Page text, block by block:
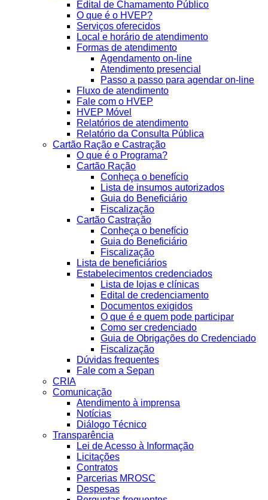
Edital de Chamamento Público
O que é o HVEP?
Serviços oferecidos
Local e horário de atendimento
Formas de atendimento
Agendamento on-line
Atendimento presencial
Passo a passo para agendar on-line
Fluxo de atendimento
Fale com o HVEP
HVEP Móvel
Relatórios de atendimento
Relatório da Consulta Pública
Cartão Ração e Castração
O que é o Programa?
Cartão Ração
Conheça o benefício
Lista de insumos autorizados
Guia do Beneficiário
Fiscalização
Cartão Castração
Conheça o benefício
Guia do Beneficiário
Fiscalização
Lista de beneficiários
Estabelecimentos credenciados
Lista de lojas e clínicas
Edital de credenciamento
Documentos exigidos
O que é e quem pode participar
Como ser credenciado
Guia de Obrigações do Credenciado
Fiscalização
Dúvidas frequentes
Fale com a Sepan
CRIA
Comunicação
Atendimento à imprensa
Notícias
Diálogo Técnico
Transparência
Lei de Acesso à Informação
Licitações
Contratos
Parcerias MROSC
Despesas